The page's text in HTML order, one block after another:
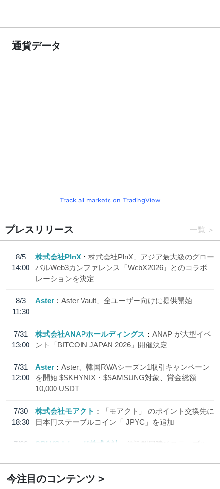
通貨データ
Track all markets on TradingView
プレスリリース 一覧
8/5
14:00
株式会社PlnX
株式会社PlnX、アジア最大級のグロー
バルWeb3カンファレンス「WebX2026」とのコラボ
レーションを決定
8/3
11:30
Aster Aster Vault、全ユーザー向けに提供開始
7/31
13:00
株式会社ANAPホールディングス
ANAP が大型イベ
ント「BITCOIN JAPAN 2026」開催決定
7/31
12:00
Aster
Aster、韓国RWAシーズン1取引キャンペーン
を開始 $SKHYNIX・$SAMSUNG対象、賞金総額
10,000 USDT
7/30
18:30
株式会社モアクト
「モアクト」 のポイント交換先に
日本円ステーブルコイン「 JPYC」を追加
7/29
SBI VCトレード株式会社
信託型円建てステーブル
今注目のコンテンツ